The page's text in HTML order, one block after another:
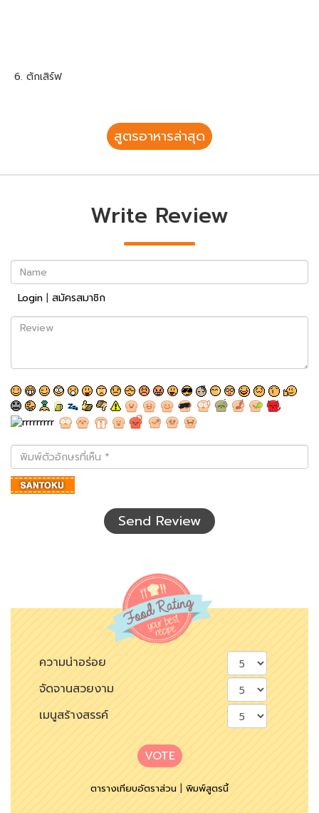
6. ตักเสิร์ฟ
สูตรอาหารล่าสุด
Write Review
Name
Login | สมัครสมาชิก
Review
พิมพ์
ตัว
อักษร
ที่
Send Review
ความน่าอร่อย
จัดจานสวยงาม
เมนูสร้างสรรค์
VOTE
ตารางเทียบอัตราส่วน|พิมพ์สูตรนี้